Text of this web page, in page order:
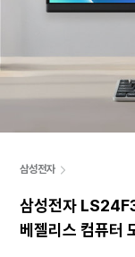
삼성전자
삼성전자
베젤리스 컴퓨